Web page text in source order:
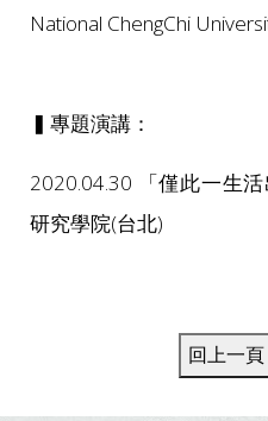
National ChengChi
▍專題演講：
2020.04.30 「僅此一生
研究學院(台北)